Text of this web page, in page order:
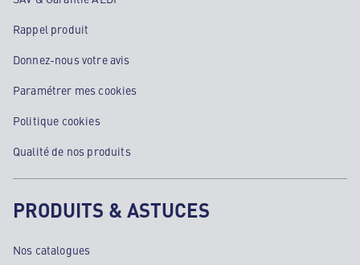
Rappel produit
Donnez-nous votre avis
Paramétrer mes cookies
Politique cookies
Qualité de nos produits
PRODUITS & ASTUCES
Nos catalogues